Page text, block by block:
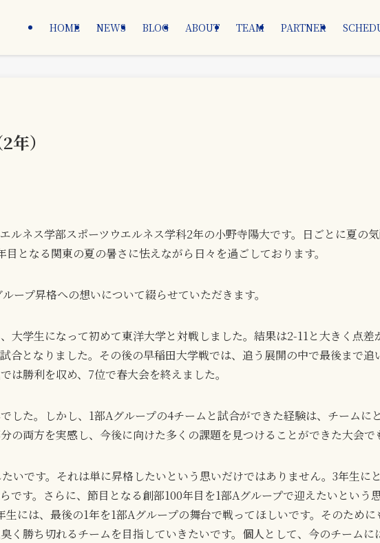
HOME NEWS BLOG ABOUT TEAM PARTNER
年）
ルネス学部スポーツウエルネス学科2年の小野寺陽大です。日ごとに夏の
となる関東の夏の暑さに怯えながら日々を過ごしております。
ープ昇格への想いについて綴らせていただきます。
大学生になって初めて東洋大学と対戦しました。結果は2-11と大きく点差
合となりました。その後の早稲田大学戦では、追う展開の中で最後まで追
勝利を収め、7位で春大会を終えました。
した。しかし、1部Aグループの4チームと試合ができた経験は、チームに
の両方を実感し、今後に向けた多くの課題を見つけることができた大会で
いです。それは単に昇格したいという思いだけではありません。3年生に
です。さらに、節目となる創部100年目を1部Aグループで迎えたいという
には、最後の1年を1部Aグループの舞台で戦ってほしいです。そのため
く勝ち切れるチームを目指していきたいです。個人として、今のチームに